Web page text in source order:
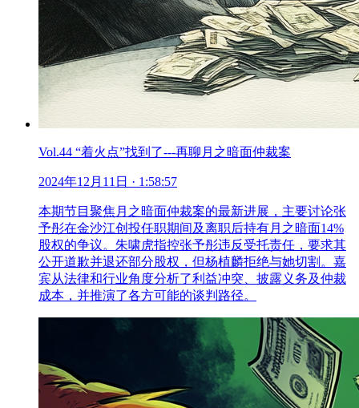
Vol.44 “着火点”找到了---再聊月之暗面仲裁案
2024年12月11日 · 1:58:57
本期节目聚焦月之暗面仲裁案的最新进展，主要讨论张
予彤在金沙江创投任职期间及离职后持有月之暗面14%
股权的争议。朱啸虎指控张予彤违反受托责任，要求其
公开道歉并退还部分股权，但杨植麟拒绝与她切割。嘉
宾从法律和行业角度分析了利益冲突、披露义务及仲裁
成本，并推演了各方可能的谈判路径。